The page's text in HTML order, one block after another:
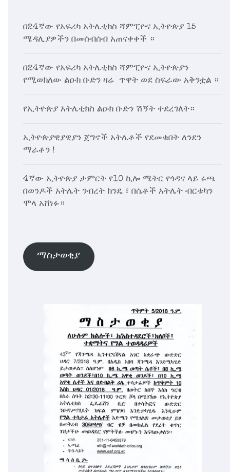
በ24ኛው የአፍሪካ አትሌቲክስ ሻምፒዮና ኢትዮጵያ 15
ሜዳሊያዎችን በመሰብሰብ አጠናቀቀች ።
በ24ኛው የአፍሪካ አትሌቲክስ ሻምፒዮና ኢትዮጵያን
የሚወክለው ልዑክ ቡድን ዛሬ ጥዋት ወደ ስፍራው አቅንቷል ።
የኢትዮጵያ አትሌቲክስ ልዑክ ቡድን ሽኝት ተደረገለት።
ኢትዮጵያዊያዊያን ጀግኖች አትሌቶች የደመቁበት ለንደን
ማራቶን !
4ኛው ኢትዮጵያ ታምርት የ10 ኪሎ ሜትር የጎዳና ላይ ሩጫ
በወንዶች አትሌት ንብረት ክንዴ ፣ በሴቶች አትሌት ብርቱካን
ሞላ አሸነፉ።
ማስታወቂያ